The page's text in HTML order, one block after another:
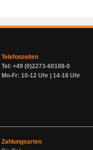
Telefonzeiten
Tel: +49 (0)2273-60188-0
Mo-Fr: 10-12 Uhr | 14-18 Uhr
Zahlungsarten